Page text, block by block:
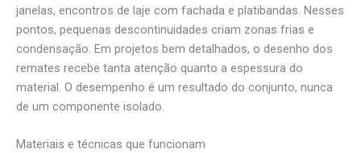
janelas, encontros de laje com fachada e platibandas. Nesses
pontos, pequenas descontinuidades criam zonas frias e
condensação. Em projetos bem detalhados, o desenho dos
remates recebe tanta atenção quanto a espessura do
material. O desempenho é um resultado do conjunto, nunca
de um componente isolado.
Materiais e técnicas que funcionam